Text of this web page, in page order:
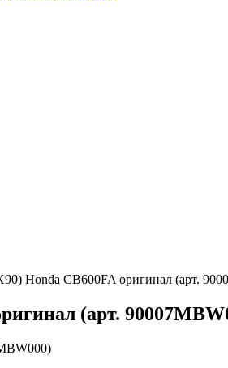
Honda CB600FA оригинал (арт.
(арт.